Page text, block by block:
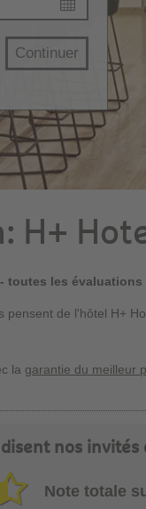
Continuer
H+
toutes les
pensent de l'hôtel H+
la garantie du meilleur
disent nos
Note totale